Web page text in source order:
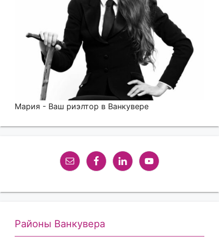
Мария - Ваш риэлтор в Ванкувере
Районы Ванкувера